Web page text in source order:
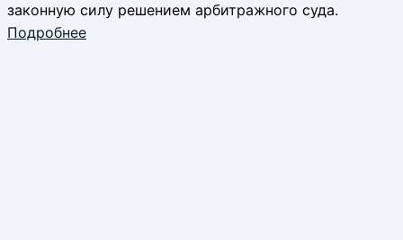
законную силу решением арбитражного суда.
Подробнее